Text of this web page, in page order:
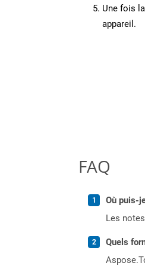
Une fois
appareil.
FAQ
Où puis-
Les
Quels